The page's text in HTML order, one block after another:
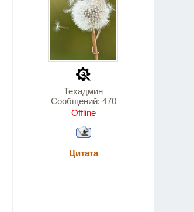
Техадмин
Сообщений: 470
Offline
Цитата